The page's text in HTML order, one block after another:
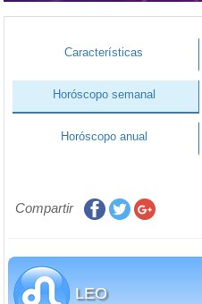
Características
Horóscopo semanal
Horóscopo anual
Compartir
LEO